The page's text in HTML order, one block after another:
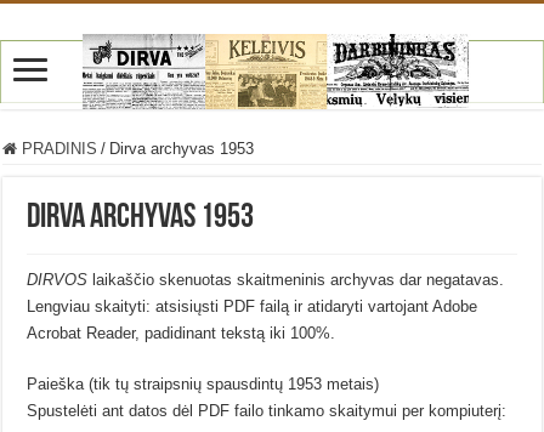
PRADINIS / Dirva archyvas 1953
Dirva archyvas 1953
DIRVOS laikaščio skenuotas skaitmeninis archyvas dar negatavas.
Lengviau skaityti: atsisiųsti PDF failą ir atidaryti vartojant Adobe
Acrobat Reader, padidinant tekstą iki 100%.
Paieška (tik tų straipsnių spausdintų 1953 metais)
Spustelėti ant datos dėl PDF failo tinkamo skaitymui per kompiuterį: